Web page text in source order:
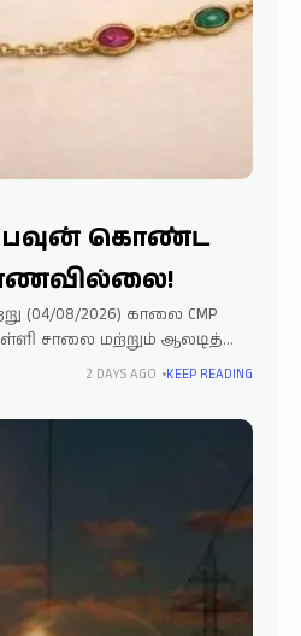
பவுன் கொண்ட
(04/08/2026) காலை CMP
சாலை மற்றும் ஆலடித்
சென்ற நபர் ஒருவரின்
இந்த
நகையைக்
2 DAYS AGO KEEP READING